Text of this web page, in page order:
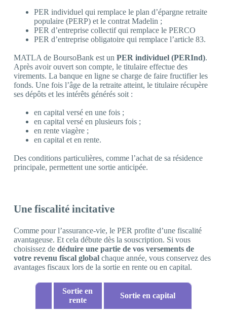
PER individuel qui remplace le plan d’épargne retraite
populaire (PERP) et le contrat Madelin ;
PER d’entreprise collectif qui remplace le PERCO
PER d’entreprise obligatoire qui remplace l’article 83.
MATLA de BoursoBank est un PER individuel (PERInd).
Après avoir ouvert son compte, le titulaire effectue des
virements. La banque en ligne se charge de faire fructifier les
fonds. Une fois l’âge de la retraite atteint, le titulaire récupère
ses dépôts et les intérêts générés soit :
en capital versé en une fois ;
en capital versé en plusieurs fois ;
en rente viagère ;
en capital et en rente.
Des conditions particulières, comme l’achat de sa résidence
principale, permettent une sortie anticipée.
Une fiscalité incitative
Comme pour l’assurance-vie, le PER profite d’une fiscalité
avantageuse. Et cela débute dès la souscription. Si vous
choisissez de déduire une partie de vos versements de
votre revenu fiscal global chaque année, vous conservez des
avantages fiscaux lors de la sortie en rente ou en capital.
Sortie en
rente
Sortie en capital